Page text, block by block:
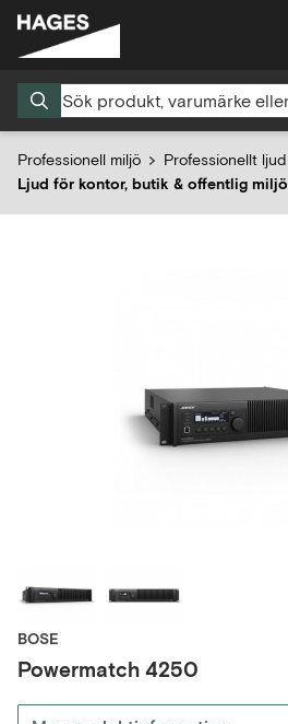
Professionell miljö
Professionellt ljud
Ljud för kontor, butik & offentlig miljö
BOSE
Powermatch 4250